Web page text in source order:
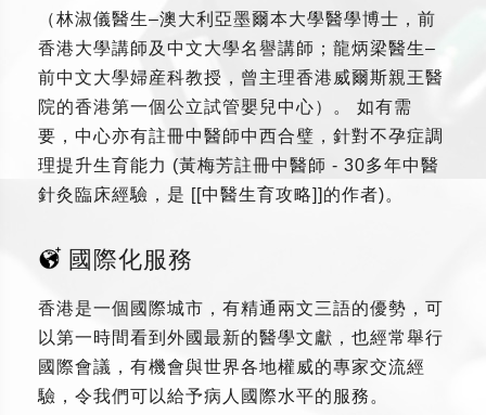
（林淑儀醫生–澳大利亞墨爾本大學醫學博士，前
香港大學講師及中文大學名譽講師；龍炳梁醫生–
前中文大學婦産科教授，曾主理香港威爾斯親王醫
院的香港第一個公立試管嬰兒中心）。 如有需
要，中心亦有註冊中醫師中西合璧，針對不孕症調
理提升生育能力 (黃梅芳註冊中醫師 - 30多年中醫
針灸臨床經驗，是 [[中醫生育攻略]]的作者)。
國際化服務
香港是一個國際城市，有精通兩文三語的優勢，可
以第一時間看到外國最新的醫學文獻，也經常舉行
國際會議，有機會與世界各地權威的專家交流經
驗，令我們可以給予病人國際水平的服務。